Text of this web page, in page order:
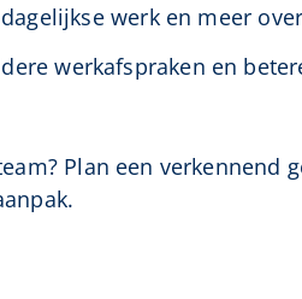
werk en meer
werkafspraken en
Plan een verkennend